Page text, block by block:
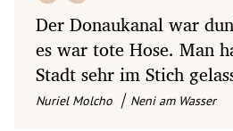
Der Donaukanal war
es war tote Hose. Man
Stadt sehr im Stich
Nuriel Molcho Neni am Wasser